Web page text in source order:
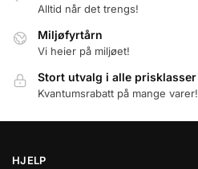
Alltid når det trengs!
Miljøfyrtårn
Vi heier på miljøet!
Stort utvalg i alle prisklasser
Kvantumsrabatt på mange varer!
HJELP